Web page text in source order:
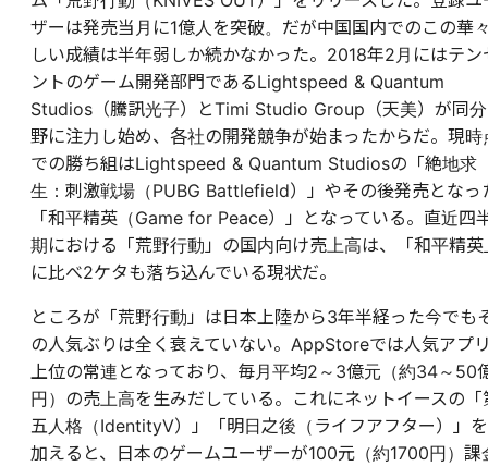
ザーは発売当月に1億人を突破。だが中国国内でのこの華
しい成績は半年弱しか続かなかった。2018年2月にはテン
ントのゲーム開発部門であるLightspeed & Quantum
Studios（騰訊光子）とTimi Studio Group（天美）が同分
野に注力し始め、各社の開発競争が始まったからだ。現時
での勝ち組はLightspeed & Quantum Studiosの「絶地求
生：刺激戦場（PUBG Battlefield）」やその後発売となっ
「和平精英（Game for Peace）」となっている。直近四
期における「荒野行動」の国内向け売上高は、「和平精英
に比べ2ケタも落ち込んでいる現状だ。
ところが「荒野行動」は日本上陸から3年半経った今でも
の人気ぶりは全く衰えていない。AppStoreでは人気アプ
上位の常連となっており、毎月平均2～3億元（約34～50
円）の売上高を生みだしている。これにネットイースの「
五人格（IdentityV）」「明日之後（ライフアフター）」を
加えると、日本のゲームユーザーが100元（約1700円）課